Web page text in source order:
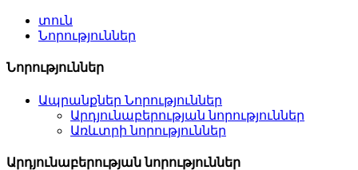
տուն
Նորություններ
Նորություններ
Ապրանքներ Նորություններ
Արդյունաբերության նորություններ
Առևտրի նորություններ
Արդյունաբերության նորություններ